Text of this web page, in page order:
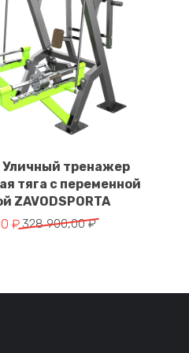
В корзину
Уличный тренажер
тяга с переменной
ZAVODSPORTA
328 900,00₽
цена составляла 328
₽ 230 230,00 ₽.